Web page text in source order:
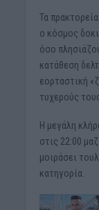
Τα
ο κόσμος
όσο
κατάθεση
εορταστική
τυχερούς
Η μεγάλη
στις 22:00
μοιράσει
κατηγορία.